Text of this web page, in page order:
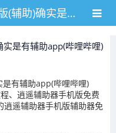
烘培辅助!逍遥辅助器手机版(辅助)确实是有辅助app(哔哩哔哩)
是有辅助app(哔哩哔哩)
有辅助app(哔哩哔哩)
、逍遥辅助器手机版免费
逍遥辅助器手机版辅助器免